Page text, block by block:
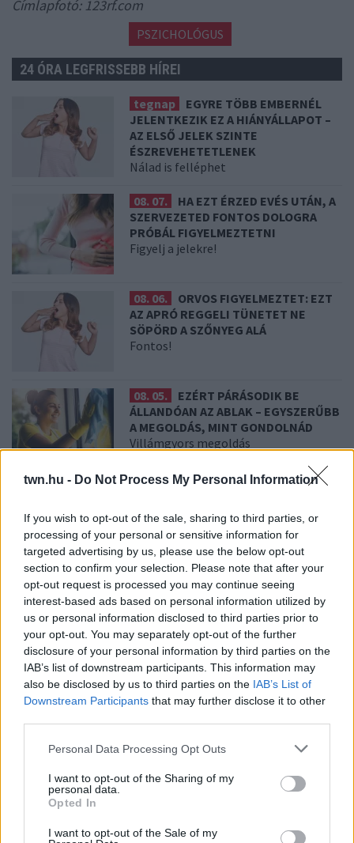
twn.hu - Do Not Process My Personal Information
If you wish to opt-out of the sale, sharing to third parties, or
processing of your personal or sensitive information for
targeted advertising by us, please use the below opt-out
section to confirm your selection. Please note that after your
opt-out request is processed you may continue seeing
interest-based ads based on personal information utilized by
us or personal information disclosed to third parties prior to
your opt-out. You may separately opt-out of the further
disclosure of your personal information by third parties on the
IAB’s list of downstream participants. This information may
also be disclosed by us to third parties on the IAB’s List of
Downstream Participants that may further disclose it to other
Please note that this website/app uses one or more Google
not limited to your visit or usage behaviour. You may click to
grant or deny consent to Google and its third-party tags to
use your data for below specified purposes in below Google
consent section.
Personal Data Processing Opt Outs
I want to opt-out of the Sharing of my
personal data.
Opted In
I want to opt-out of the Sale of my
Címlapfotó: 123rf.com
PSZICHOLÓGUS
24 ÓRA LEGFRISSEBB HÍREI
tegnap
EGYRE TÖBB EMBERNÉL
JELENTKEZIK EZ A HIÁNYÁLLAPOT –
AZ ELSŐ JELEK SZINTE
ÉSZREVEHETETLENEK
Nálad is felléphet
08. 07.
HA EZT ÉRZED EVÉS UTÁN, A
SZERVEZETED FONTOS DOLOGRA
PRÓBÁL FIGYELMEZTETNI
Figyelj a jelekre!
08. 06.
ORVOS FIGYELMEZTET: EZT
AZ APRÓ REGGELI TÜNETET NE
SÖPÖRD A SZŐNYEG ALÁ
Fontos!
08. 05.
EZÉRT PÁRÁSODIK BE
ÁLLANDÓAN AZ ABLAK – EGYSZERŰBB
A MEGOLDÁS, MINT GONDOLNÁD
Villámgyors megoldás
EZZEL LESZ ÚJRA CSILLOGÓ A VÍZKÖVES CSAP
A legjobb trükk
08. 03.
HA MINDIG EZT A MONDATOT HASZNÁLOD, AZ
RENDKÍVÜL MAGAS ÉRZELMI INTELLIGENCIÁRA UTALHAT
Te szoktad?
08. 02.
SOKAN ROSSZUL TÁROLJÁK A GYÓGYSZEREIKET –
EMIATT CSÖKKENHET A HATÁSUK
Érdemes odafigyelni rá
08. 01.
EGYRE TÖBB FIATALNÁL JELENTKEZIK EZ A
VITAMINHIÁNY – ILYEN JELEKRE FIGYELJ
24 ÓRA TOVÁBBI HÍREI
24 óra